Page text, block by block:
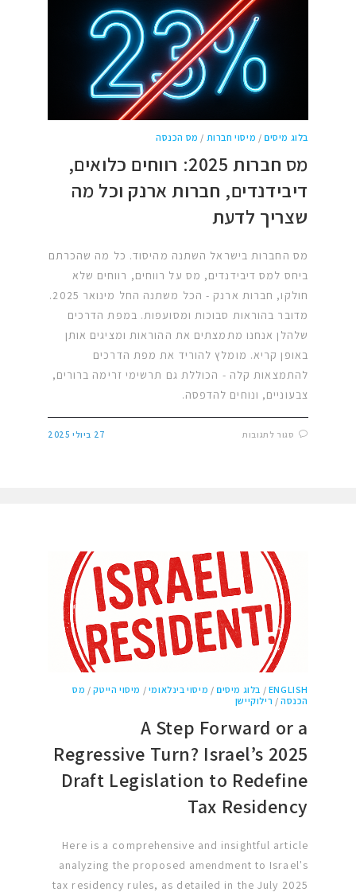
בלוג מיסים / מיסוי חברות / מס הכנסה
מס חברות 2025: רווחים כלואים,
דיבידנדים, חברות ארנק וכל מה
שצריך לדעת
מס החברות בישראל השתנה מהיסוד. כל מה שהכרתם
ביחס למס דיבידנדים, מס על רווחים, רווחים שלא
חולקו, חברות ארנק - הכל משתנה החל מינואר 2025.
מדובר בהוראות סבוכות ומסועפות. במפת הדרכים
שלהלן אנחנו מתמצתים את ההוראות ומציגים אותן
באופן קריא. מומלץ להוריד את מפת הדרכים
להתמצאות קלה - הכוללת גם תרשימי זרימה ברורים,
צבעוניים, ונוחים להדפסה.
סגור לתגובות 27 ביולי 2025
ENGLISH
/ בלוג מיסים / מיסוי בינלאומי / מיסוי הייטק/ מס
הכנסה / רילוקיישן
A Step Forward or a
Regressive Turn? Israel’s 2025
Draft Legislation to Redefine
Tax Residency
Here is a comprehensive and insightful article
analyzing the proposed amendment to Israel's
tax residency rules, as detailed in the July 2025